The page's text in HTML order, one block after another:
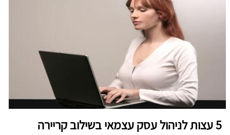
5 עצות לניהול עסק עצמאי בשילוב קריירה